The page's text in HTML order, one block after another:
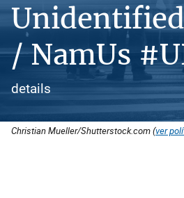
/ NamUs
details
Christian Mueller/Shutterstock.com (ver